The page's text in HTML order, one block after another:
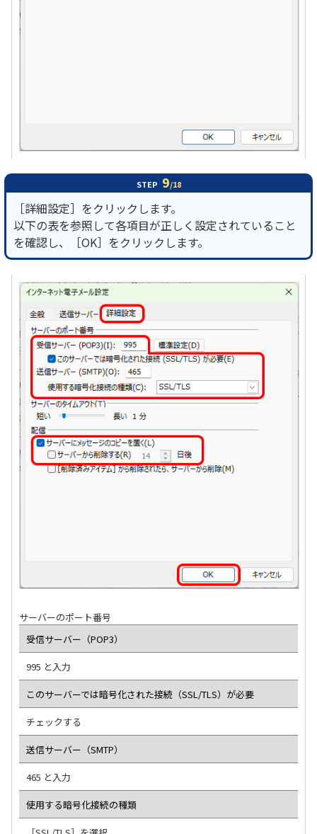
STEP 9/18
［詳細設定］をクリックします。
以下の表を参照して各項目が正しく設定されていること
を確認し、［OK］をクリックします。
サーバーのポート番号
受信サーバー（POP3）
995 と入力
このサーバーでは暗号化された接続（SSL/TLS）が必要
チェックする
送信サーバー（SMTP）
465 と入力
使用する暗号化接続の種類